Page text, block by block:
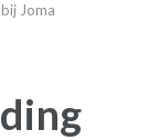
Joma